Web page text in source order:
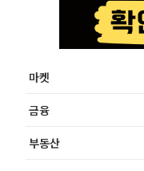
마켓
금융
부동산